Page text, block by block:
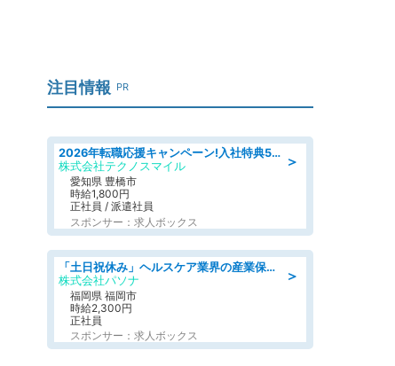
注目情報 PR
＞
2026年転職応援キャンペーン!入社特典58万円/デンソーで働こう!自動車工場で小型部品の検査業務 denso aichi
株式会社テクノスマイル
愛知県 豊橋市
時給1,800円
正社員 / 派遣社員
スポンサー：求人ボックス
＞
「土日祝休み」ヘルスケア業界の産業保健師/高時給/未経験OK/要資格:保健師、正看護師
株式会社パソナ
福岡県 福岡市
時給2,300円
正社員
スポンサー：求人ボックス